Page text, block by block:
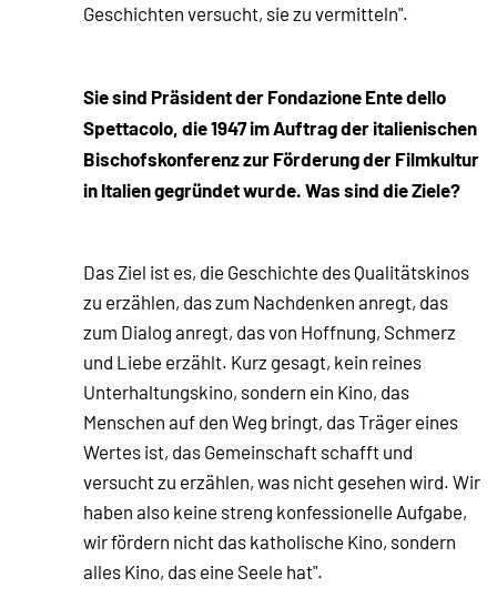
Geschichten versucht, sie zu vermitteln".
Sie sind Präsident der Fondazione Ente dello
Spettacolo, die 1947 im Auftrag der italienischen
Bischofskonferenz zur Förderung der Filmkultur
in Italien gegründet wurde. Was sind die Ziele?
Das Ziel ist es, die Geschichte des Qualitätskinos
zu erzählen, das zum Nachdenken anregt, das
zum Dialog anregt, das von Hoffnung, Schmerz
und Liebe erzählt. Kurz gesagt, kein reines
Unterhaltungskino, sondern ein Kino, das
Menschen auf den Weg bringt, das Träger eines
Wertes ist, das Gemeinschaft schafft und
versucht zu erzählen, was nicht gesehen wird. Wir
haben also keine streng konfessionelle Aufgabe,
wir fördern nicht das katholische Kino, sondern
alles Kino, das eine Seele hat".